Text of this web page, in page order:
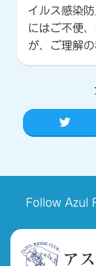
イルス感染
にはご不便
が、ご理解
ア
Follow Azul